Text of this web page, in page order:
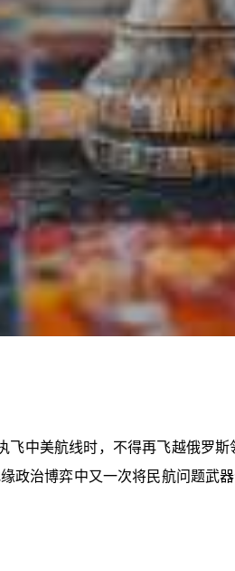
飞中美航线时，不得再飞越俄罗
政治博弈中又一次将民航问题武